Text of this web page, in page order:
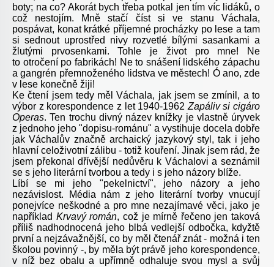
boty; na co? Akorát bych třeba potkal jen tím víc lidáků, o
což nestojím. Mně stačí číst si ve stanu Váchala,
pospávat, konat krátké příjemné procházky po lese a tam
si sednout uprostřed nivy rozvetlé bílými sasankami a
žlutými prvosenkami. Tohle je život pro mne! Ne
to otročení po fabrikách! Ne to snášení lidského zápachu
a gangrén přemnoženého lidstva ve městech! Ó ano, zde
v lese konečně žiji!
Ke čtení jsem tedy měl Váchala, jak jsem se zmínil, a to
výbor z korespondence z let 1940-1962 Zapáliv si cigáro
Operas. Ten trochu divný název knížky je vlastně úryvek
z jednoho jeho "dopisu-románu" a vystihuje docela dobře
jak Váchalův značně archaický jazykový styl, tak i jeho
hlavní celoživotní zálibu - totiž kouření. Jinak jsem rád, že
jsem překonal dřívější nedůvěru k Váchalovi a seznámil
se s jeho literární tvorbou a tedy i s jeho názory blíže.
Líbí se mi jeho "pekelnictví", jeho názory a jeho
nezávislost. Média nám z jeho literární tvorby vnucují
ponejvíce neškodné a pro mne nezajímavé věci, jako je
například Krvavý román, což je mírně řečeno jen taková
příliš nadhodnocená jeho blbá vedlejší odbočka, kdyžtě
první a nejzávažnější, co by měl čtenář znát - možná i ten
školou povinný -, by měla být právě jeho korespondence,
v níž bez obalu a upřímně odhaluje svou mysl a svůj